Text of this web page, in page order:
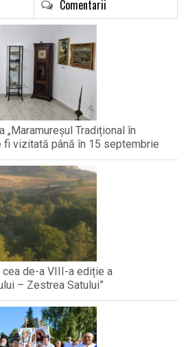
Comentarii
„Maramureșul Tradițional în
fi vizitată până în 15 septembrie
de-a VIII-a ediție a
– Zestrea Satului”